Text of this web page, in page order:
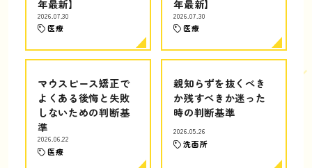
年最新】
2026.07.30
医療
年最新】
2026.07.30
医療
マウスピース矯正で
よくある後悔と失敗
しないための判断基
準
2026.06.22
医療
親知らずを抜くべき
か残すべきか迷った
時の判断基準
2026.05.26
洗面所